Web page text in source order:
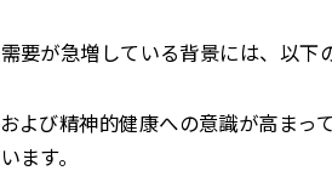
要が急増している背景には、以下
よび精神的健康への意識が高まっ
ます。